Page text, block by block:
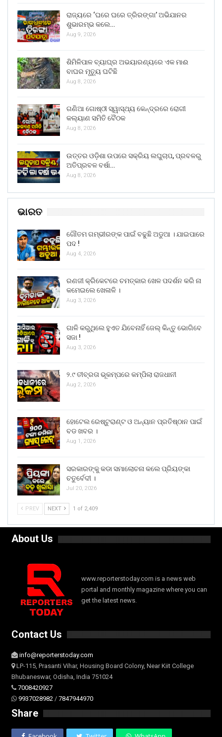
ରାଜ୍ୟରେ ‘ଘରେ ଘରେ ତ୍ରିରଙ୍ଗା’ ଅଭିଯାନର
ଶୁଭାରମ୍ଭ କଲେ…
Aug 9, 2026
ଶିମିଳିପାଳ ବ୍ୟାଘ୍ର ଅଭୟାରଣ୍ୟରେ ଏକ ମାଈ
ବାଘର ମୃତ୍ୟୁ ଘଟିଛି
Aug 8, 2026
ଗଣିଆ ଗୋଷ୍ଠୀ ସ୍ୱାସ୍ଥ୍ୟ କେନ୍ଦ୍ରରେ ରୋଗୀ
କଲ୍ୟାଣ ସମିତି ବୈଠକ
Aug 8, 2026
ଉତ୍ତର ଓଡ଼ିଶା ଉପରେ ସକ୍ରିୟ ଲଘୁଚାପ, ପ୍ରବଳରୁ
ଅତିପ୍ରବଳ ବର୍ଷା…
Aug 8, 2026
ଭାରତ
ଗୌତମ ଗମ୍ଭୀରଙ୍କ ପାଇଁ ବଢୁଛି ଅଡୁଆ । ଯାଇପାରେ
ପଦ !
Aug 4, 2026
ରଣଜୀ କ୍ରିକେଟରେ ଚମତ୍କାର ଖେଳ ପଦର୍ଶନ କରି ନା
କମେଇଲେ ଖେଳାଳି ।
Aug 3, 2026
ଗାଳି କରୁଥିଲେ ହୁଏତ ଯିବେନାହିଁ ଜେଲ୍ କିନ୍ତୁ ଭୋଗିବେ
ସଜା !
Aug 3, 2026
୨.୯ ତୀବ୍ରତା ଭୂକମ୍ପରେ କମ୍ପିଲା ରାଜଧାନୀ
Aug 2, 2026
ହୋଟେଲ ରେଷ୍ଟୁରାଣ୍ଟ ଓ ଅନ୍ୟାନ ପ୍ରତିଷ୍ଠାନ ପାଇଁ
ବଡ ଖବର ।
Aug 1, 2026
ସରକାରଙ୍କୁ କଡା ସମାଲୋଚନା କଲେ ପ୍ରିୟଙ୍କା
ଚତୁର୍ବେଦୀ ।
Jul 20, 2026
PREV NEXT 1 of 2,409
About Us
www.reporterstoday.com is a news web
portal and monthly magazine where you can
get the latest news.
Contact Us
info@reporterstoday.com
LP-115, Prasanti Vihar, Housing Board Colony, Near Kiit College
Bhubaneswar, Odisha, India 751024
7008420927
9937028982 / 7847944970
Share